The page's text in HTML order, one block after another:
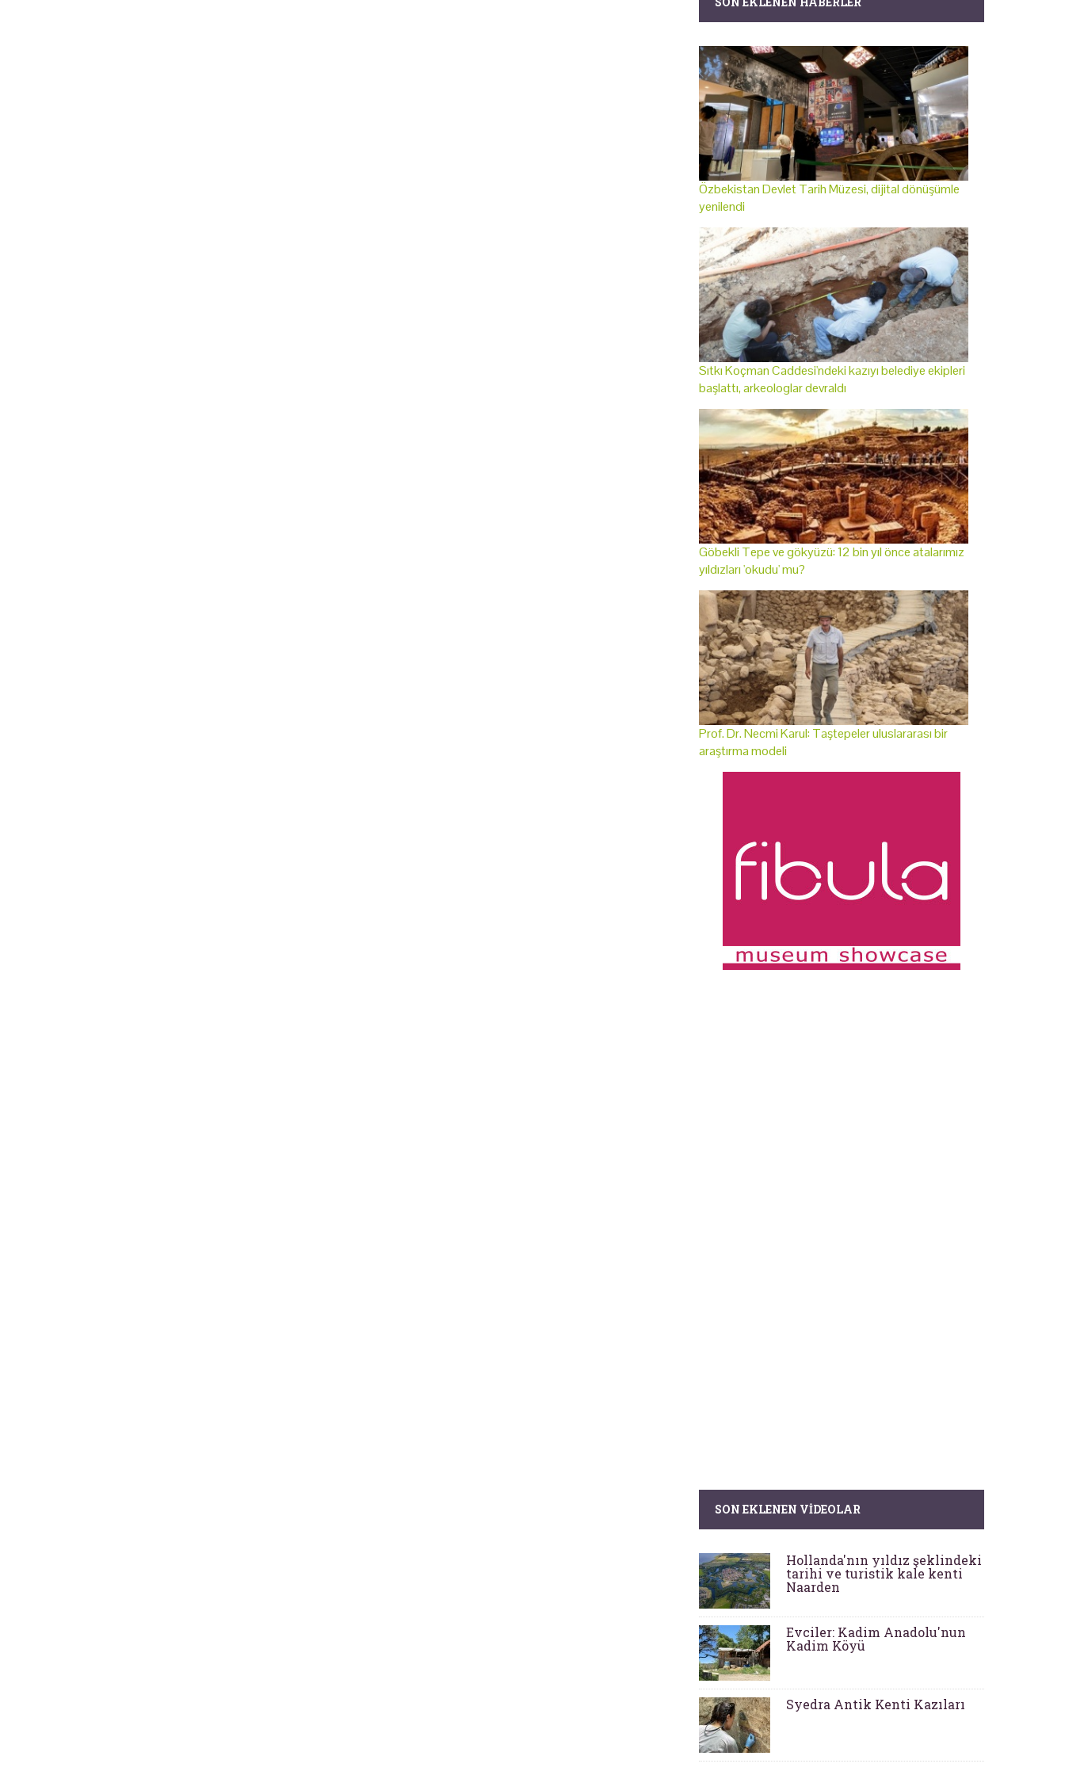
Özbekistan Devlet Tarih Müzesi, dijital dönüşümle
yenilendi
Sıtkı Koçman Caddesi'ndeki kazıyı belediye ekipleri
başlattı, arkeologlar devraldı
Göbekli Tepe ve gökyüzü: 12 bin yıl önce atalarımız
yıldızları 'okudu' mu?
Prof. Dr. Necmi Karul: Taştepeler uluslararası bir
araştırma modeli
SON EKLENEN VIDEOLAR
Hollanda'nın yıldız şeklindeki
tarihi ve turistik kale kenti
Naarden
Evciler: Kadim Anadolu'nun
Kadim Köyü
Syedra Antik Kenti Kazıları